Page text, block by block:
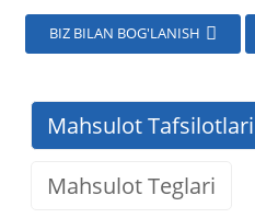
BIZ BILAN BOG'LANISH
Mahsulot Tafsilotlari
Mahsulot Teglari